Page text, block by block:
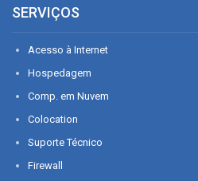
SERVIÇOS
Acesso à Internet
Hospedagem
Comp. em Nuvem
Colocation
Suporte Técnico
Firewall